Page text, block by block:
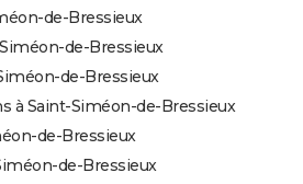
de-Bressieux
de-Bressieux
de-Bressieux
à Saint-Siméon-de-Bressieux
de-Bressieux
de-Bressieux